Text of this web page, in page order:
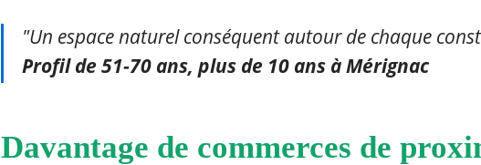
"Un espace naturel conséquent autour de chaque
Profil de 51-70 ans, plus de 10 ans à Mérignac
Davantage de commerces de